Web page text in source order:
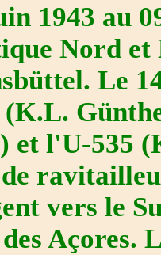
1943 au
Nord et
Le
et l'U-535
vers le
Açores.